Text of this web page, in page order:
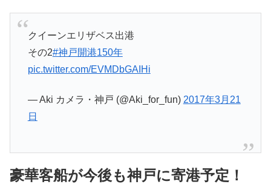
クイーンエリザベス出港
その2#神戸開港150年
pic.twitter.com/EVMDbGAIHi
— Aki カメラ・神戸 (@Aki_for_fun) 2017年3月21
日
豪華客船が今後も神戸に寄港予定！